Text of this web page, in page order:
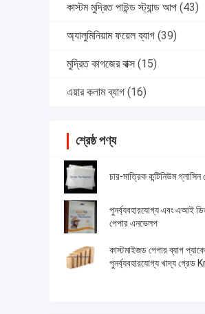
কাস্টম মুদ্রিত পাউন্ড স্ট্যান্ড আপ (43)
অ্যালুমিনিয়াম ফয়েল ব্যাগ (39)
মুদ্রিত কাগজের বাক্স (15)
এয়ার কলাম ব্যাগ (16)
শ্রেষ্ঠ পণ্য
চার-মাত্রিক কন্টিনিউম গ্লাসিন
পুনর্ব্যবহারযোগ্য এবং এআই
পেপার এনভেলপ
কাস্টমাইজড পেপার ব্যাগ
পুনর্ব্যবহারযোগ্য খাদ্য গ্রেড